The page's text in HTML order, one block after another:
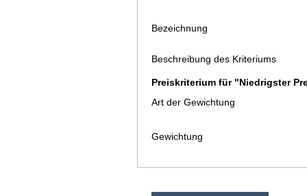
Bezeichnung
Beschreibung des Kriteriums
Preiskriterium für "Niedrigster
Art der Gewichtung
Gewichtung